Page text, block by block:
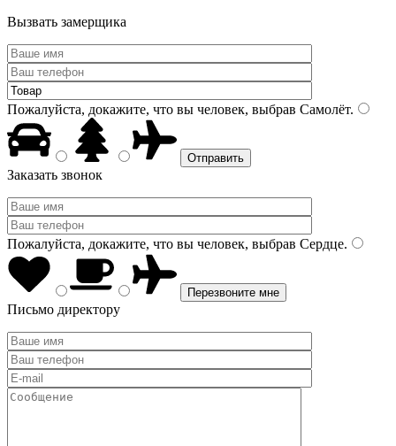
Вызвать замерщика
Пожалуйста, докажите, что вы человек, выбрав Самолёт.
Заказать звонок
Пожалуйста, докажите, что вы человек, выбрав Сердце.
Письмо директору